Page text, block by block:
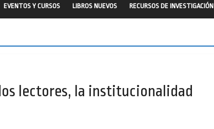
EVENTOS Y CURSOS LIBROS NUEVOS RECURSOS DE INVESTIGACIÓN
lectores, la institucionalidad